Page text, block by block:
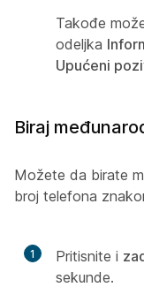
Takođe
odeljka
Upućeni
Biraj
Možete da birate
broj telefona
1 Pritisnite i
sekunde.